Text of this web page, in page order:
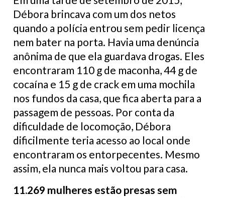
Débora brincava com um dos netos
quando a polícia entrou sem pedir licença
nem bater na porta. Havia uma denúncia
anônima de que ela guardava drogas. Eles
encontraram 110 g de maconha, 44 g de
cocaína e 15 g de crack em uma mochila
nos fundos da casa, que fica aberta para a
passagem de pessoas. Por conta da
dificuldade de locomoção, Débora
dificilmente teria acesso ao local onde
encontraram os entorpecentes. Mesmo
assim, ela nunca mais voltou para casa.
11.269 mulheres estão presas sem